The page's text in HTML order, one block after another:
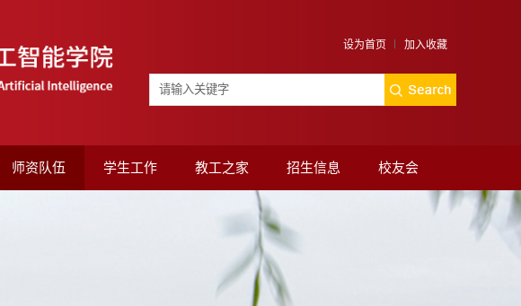
设为首页 加入收藏
师资队伍 学生工作 教工之家 招生信息 校友会